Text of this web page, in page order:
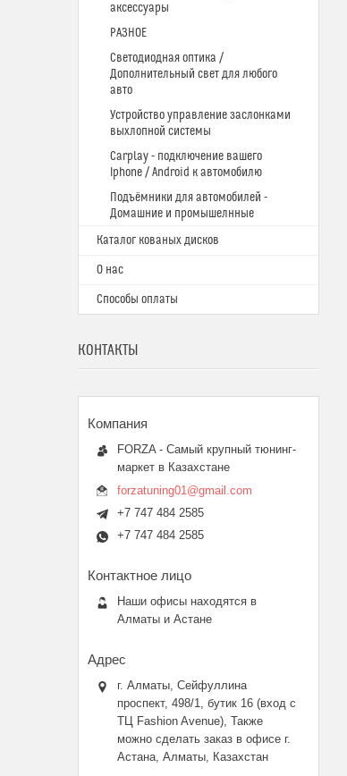
аксессуары
РАЗНОЕ
Светодиодная оптика /
Дополнительный свет для любого
авто
Устройство управление заслонками
выхлопной системы
Carplay - подключение вашего
Iphone / Android к автомобилю
Подъёмники для автомобилей -
Домашние и промышелнные
Каталог кованых дисков
О нас
Способы оплаты
КОНТАКТЫ
FORZA - Самый крупный тюнинг-
маркет в Казахстане
forzatuning01@gmail.com
+7 747 484 2585
+7 747 484 2585
Наши офисы находятся в
Алматы и Астане
г. Алматы, Сейфуллина
проспект, 498/1, бутик 16 (вход с
ТЦ Fashion Avenue), Также
можно сделать заказ в офисе г.
Астана, Алматы, Казахстан